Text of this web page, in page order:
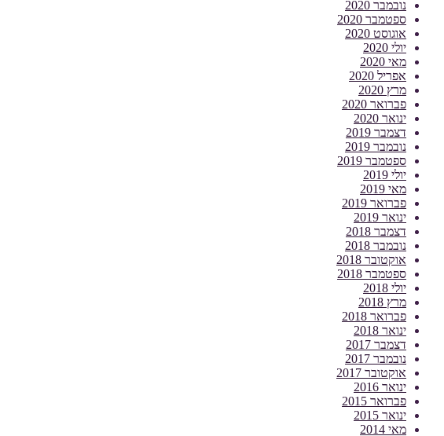
נובמבר 2020
ספטמבר 2020
אוגוסט 2020
יולי 2020
מאי 2020
אפריל 2020
מרץ 2020
פברואר 2020
ינואר 2020
דצמבר 2019
נובמבר 2019
ספטמבר 2019
יולי 2019
מאי 2019
פברואר 2019
ינואר 2019
דצמבר 2018
נובמבר 2018
אוקטובר 2018
ספטמבר 2018
יולי 2018
מרץ 2018
פברואר 2018
ינואר 2018
דצמבר 2017
נובמבר 2017
אוקטובר 2017
ינואר 2016
פברואר 2015
ינואר 2015
מאי 2014